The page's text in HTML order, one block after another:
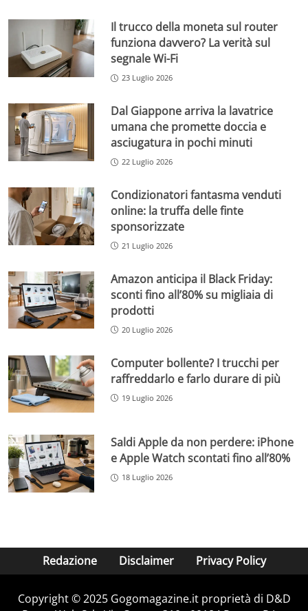
Il trucco della moneta sul router
funziona davvero? La verità sul
segnale Wi-Fi
23 Luglio 2026
Dal Giappone arriva la lavatrice
umana che promette doccia e
asciugatura in pochi minuti
22 Luglio 2026
Condizionatori fantasma venduti
online: la truffa delle finte
sponsorizzate
21 Luglio 2026
Amazon anticipa il Black Friday:
sconti fino all’80% su migliaia di
prodotti
20 Luglio 2026
Computer bollente? I trucchi per
raffreddarlo e farlo durare di più
19 Luglio 2026
Saldi Apple da non perdere: iPhone
e Apple Watch scontati fino all’80%
18 Luglio 2026
Redazione Disclaimer Privacy Policy
Copyright © 2025 Gogomagazine.it proprietà di D&D